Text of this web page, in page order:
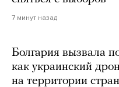
7 минут назад
Болгария вызвала
как украинский
на территории